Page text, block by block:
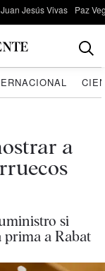
Jesús Vivas Paz
a
si
a Rabat